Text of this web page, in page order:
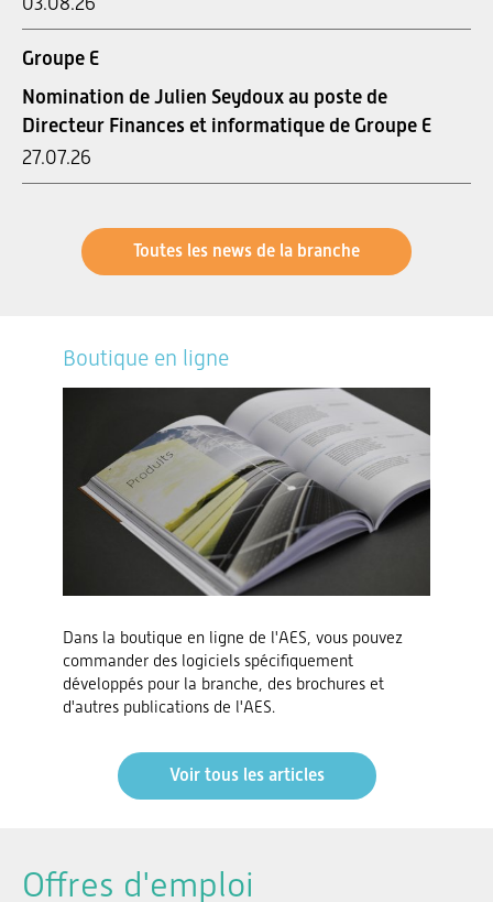
Groupe E
Nomination de Julien Seydoux au poste de
Directeur Finances et informatique de Groupe E
27.07.26
Toutes les news de la branche
Boutique en ligne
Dans la boutique en ligne de l'AES, vous pouvez
commander des logiciels spécifiquement
développés pour la branche, des brochures et
d'autres publications de l'AES.
Voir tous les articles
Offres d'emploi